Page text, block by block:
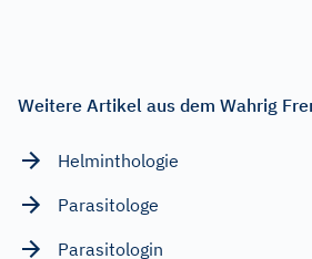
Weitere Artikel aus dem Wahrig
Helminthologie
Parasitologe
Parasitologin